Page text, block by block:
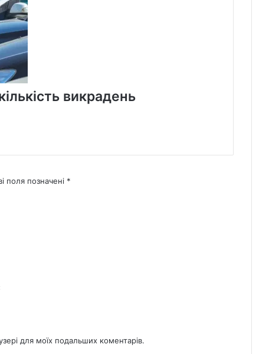
викрадень
поля позначені *
для моїх подальших коментарів.